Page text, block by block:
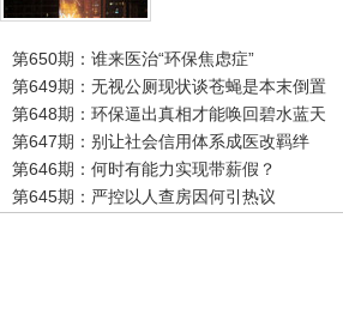
第650期：谁来医治“环保焦虑症”
第649期：无视公厕现状谈苍蝇是本末倒置
第648期：环保逼出真相才能唤回碧水蓝天
第647期：别让社会信用体系成医改羁绊
第646期：何时有能力实现带薪假？
第645期：严控以人查房因何引热议